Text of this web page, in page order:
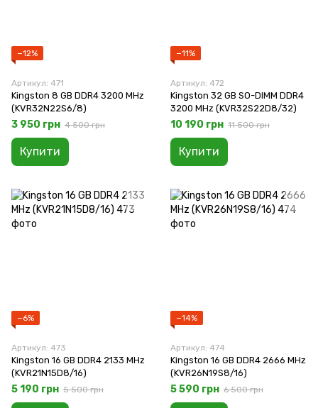
−12%
Артикул: 471
Kingston 8 GB DDR4 3200 MHz
(KVR32N22S6/8)
3 950 грн 4 500 грн
Купити
−11%
Артикул: 472
Kingston 32 GB SO-DIMM DDR4
3200 MHz (KVR32S22D8/32)
10 190 грн 11 500 грн
Купити
−6%
Артикул: 473
Kingston 16 GB DDR4 2133 MHz
(KVR21N15D8/16)
5 190 грн 5 500 грн
−14%
Артикул: 474
Kingston 16 GB DDR4 2666 MHz
(KVR26N19S8/16)
5 590 грн 6 500 грн